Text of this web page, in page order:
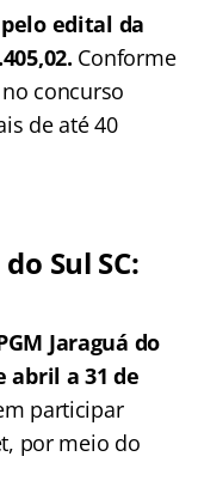
edital da
Conforme
concurso
de até 40
Sul SC:
Jaraguá do
abril a 31 de
participar
por meio do